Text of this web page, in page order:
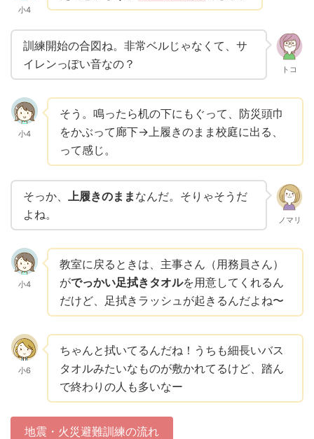
小4
訓練開始の合図ね。非常ベルじゃなくて、サ
イレンっぽい音なの？
トコ
小4
そう。鳴ったら机の下にもぐって、防災頭巾
をかぶって廊下→上履きのまま校庭に出る、
って感じ。
そっか、 上履きのまま なんだ。そりゃそうだ
よね。
ノマリ
小4
教室に戻るときは、主事さん（用務員さん）
がでっかい足拭きタオルを用意してくれるん
だけど、足拭きラッシュが起きるんだよね〜
小6
ちゃんと拭いてるんだね！うちも細長いバス
タオルみたいなものが敷かれてるけど、踏ん
で終わりの人も多いなー
地震・火災避難訓練の流れ